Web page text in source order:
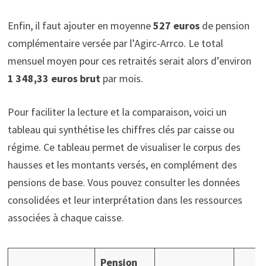
Enfin, il faut ajouter en moyenne527 eurosde pension
complémentaire versée par l’Agirc-Arrco. Le total
mensuel moyen pour ces retraités serait alors d’environ
1 348,33 euros brutpar mois.
Pour faciliter la lecture et la comparaison, voici un
tableau qui synthétise les chiffres clés par caisse ou
régime. Ce tableau permet de visualiser le corpus des
hausses et les montants versés, en complément des
pensions de base. Vous pouvez consulter les données
consolidées et leur interprétation dans les ressources
associées à chaque caisse.
Pension